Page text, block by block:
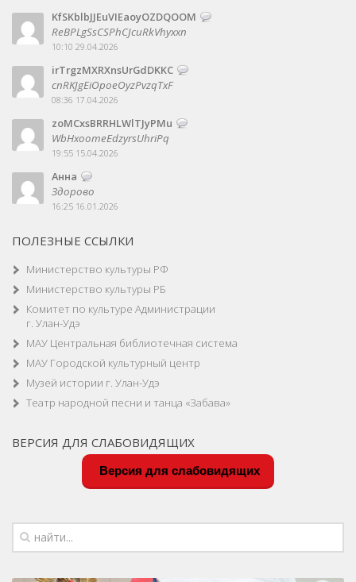
KfSKblbJJEuVIEaoyOZDQOOM
ReBPLgSsCSPhCJcuRkVhyxxn
10:10 29.04.2026
irTrgzMXRXnsUrGdDKKC
cnRKJgEiOpoeOyzPvzqTxF
08:36 17.04.2026
zoMCxsBRRHLWlTJyPMu
WbHxoomeEdzyrsUhriPq
19:55 15.04.2026
Анна
Здорово
16:25 16.01.2026
ПОЛЕЗНЫЕ ССЫЛКИ
Министерство культуры РФ
Министерство культуры РБ
Комитет по культуре Администрации
г. Улан-Удэ
МАУ Центральная библиотечная система
МАУ Городской культурный центр
Музей истории г. Улан-Удэ
Театр народной песни и танца «Забава»
ВЕРСИЯ ДЛЯ СЛАБОВИДЯЩИХ
Версия для слабовидящих